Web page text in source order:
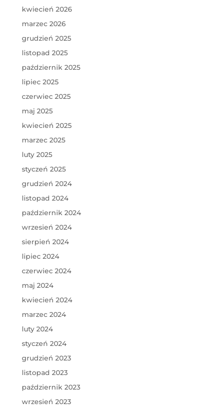
kwiecień 2026
marzec 2026
grudzień 2025
listopad 2025
październik 2025
lipiec 2025
czerwiec 2025
maj 2025
kwiecień 2025
marzec 2025
luty 2025
styczeń 2025
grudzień 2024
listopad 2024
październik 2024
wrzesień 2024
sierpień 2024
lipiec 2024
czerwiec 2024
maj 2024
kwiecień 2024
marzec 2024
luty 2024
styczeń 2024
grudzień 2023
listopad 2023
październik 2023
wrzesień 2023